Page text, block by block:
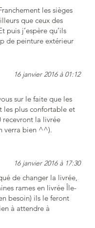
les sièges
que ceux des
puis j’espère qu’ils
de peinture extérieur
16 janvier 2016 à 01:12
sur le faite que les
les plus confortable et
recevront la livrée
verra bien ^^).
16 janvier 2016 à 17:30
de changer la livrée,
rames en livrée Île-
besoin) ils le feront
à attendre à